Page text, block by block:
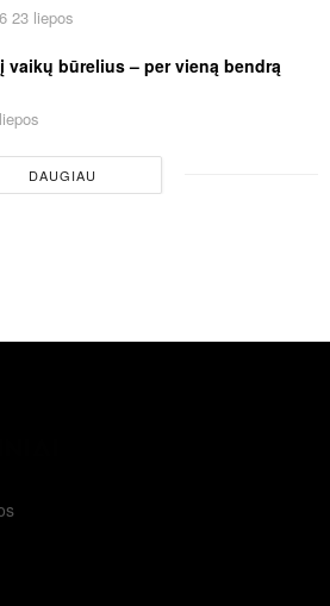
23 liepos
vaikų būrelius – per vieną bendrą
DAUGIAU